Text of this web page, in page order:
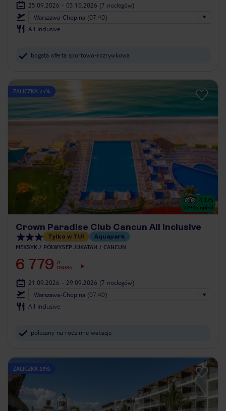
25.09.2026 - 03.10.2026 (7 noclegów)
Warszawa-Chopina (07:40)
All Inclusive
bogata oferta sportowo-rozrywkowa
ZALICZKA 25%
4.1/5
22945 opinii
Crown Paradise Club Cancun All Inclusive
Tylko w TUI Aquapark
MEKSYK PÓŁWYSEP JUKATAN CANCUN
6 779 ZŁ
OSOBA
21.09.2026 - 29.09.2026 (7 noclegów)
Warszawa-Chopina (07:40)
All Inclusive
polecany na rodzinne wakacje
ZALICZKA 25%